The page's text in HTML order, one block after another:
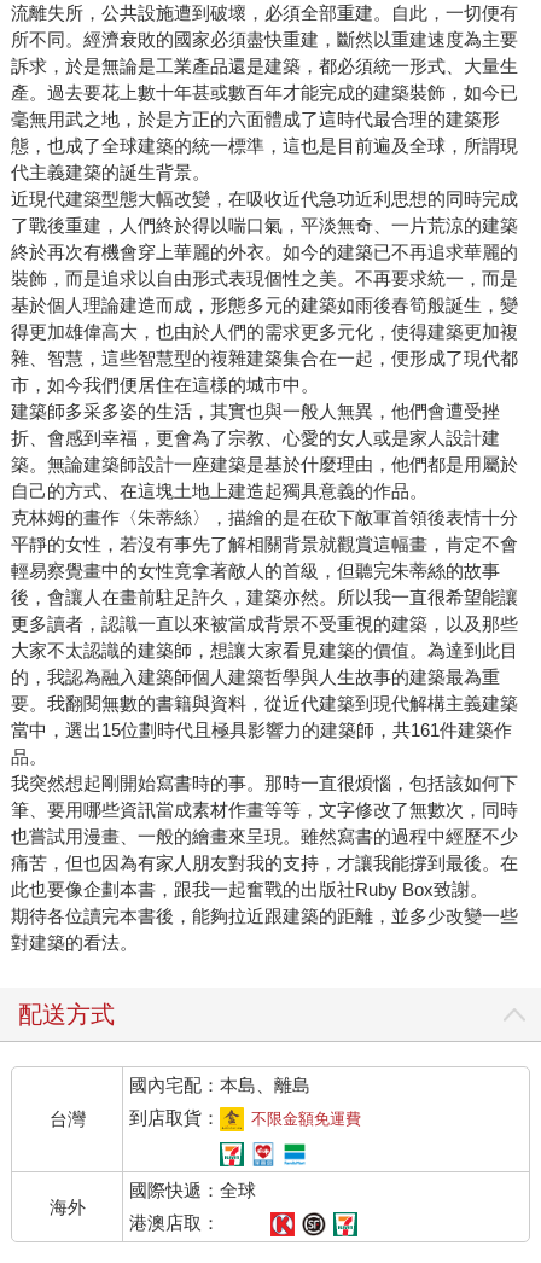
流離失所，公共設施遭到破壞，必須全部重建。自此，一切便有
所不同。經濟衰敗的國家必須盡快重建，斷然以重建速度為主要
訴求，於是無論是工業產品還是建築，都必須統一形式、大量生
產。過去要花上數十年甚或數百年才能完成的建築裝飾，如今已
毫無用武之地，於是方正的六面體成了這時代最合理的建築形
態，也成了全球建築的統一標準，這也是目前遍及全球，所謂現
代主義建築的誕生背景。
近現代建築型態大幅改變，在吸收近代急功近利思想的同時完成
了戰後重建，人們終於得以喘口氣，平淡無奇、一片荒涼的建築
終於再次有機會穿上華麗的外衣。如今的建築已不再追求華麗的
裝飾，而是追求以自由形式表現個性之美。不再要求統一，而是
基於個人理論建造而成，形態多元的建築如雨後春筍般誕生，變
得更加雄偉高大，也由於人們的需求更多元化，使得建築更加複
雜、智慧，這些智慧型的複雜建築集合在一起，便形成了現代都
市，如今我們便居住在這樣的城市中。
建築師多采多姿的生活，其實也與一般人無異，他們會遭受挫
折、會感到幸福，更會為了宗教、心愛的女人或是家人設計建
築。無論建築師設計一座建築是基於什麼理由，他們都是用屬於
自己的方式、在這塊土地上建造起獨具意義的作品。
克林姆的畫作〈朱蒂絲〉，描繪的是在砍下敵軍首領後表情十分
平靜的女性，若沒有事先了解相關背景就觀賞這幅畫，肯定不會
輕易察覺畫中的女性竟拿著敵人的首級，但聽完朱蒂絲的故事
後，會讓人在畫前駐足許久，建築亦然。所以我一直很希望能讓
更多讀者，認識一直以來被當成背景不受重視的建築，以及那些
大家不太認識的建築師，想讓大家看見建築的價值。為達到此目
的，我認為融入建築師個人建築哲學與人生故事的建築最為重
要。我翻閱無數的書籍與資料，從近代建築到現代解構主義建築
當中，選出15位劃時代且極具影響力的建築師，共161件建築作
品。
我突然想起剛開始寫書時的事。那時一直很煩惱，包括該如何下
筆、要用哪些資訊當成素材作畫等等，文字修改了無數次，同時
也嘗試用漫畫、一般的繪畫來呈現。雖然寫書的過程中經歷不少
痛苦，但也因為有家人朋友對我的支持，才讓我能撐到最後。在
此也要像企劃本書，跟我一起奮戰的出版社Ruby Box致謝。
期待各位讀完本書後，能夠拉近跟建築的距離，並多少改變一些
對建築的看法。
配送方式
台灣
國內宅配：本島、離島
到店取貨：
不限金額免運費
海外
國際快遞：全球
港澳店取：